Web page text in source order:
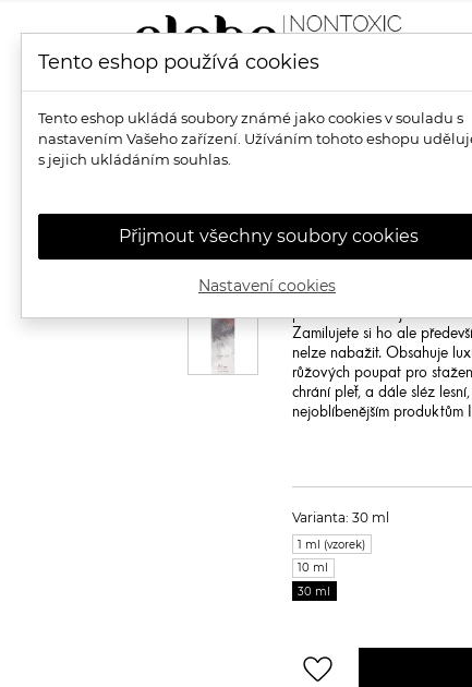
Lehký ochranný elixír pro
vlastnosti, reguluje tvorbu
Bioaktivní složky poskytují
přirozeně stimulují obnovu
Zamilujete si ho ale
nelze nabažit. Obsahuje
růžových poupat pro
chrání pleť, a dále sléz
nejoblíbenějším produktům
Varianta: 30 ml
1 ml (vzorek)
10 ml
30 ml
favorite_border
Tento eshop používá cookies
Tento eshop ukládá soubory známé jako cookies v souladu s
nastavením Vašeho zařízení. Užíváním tohoto eshopu
s jejich ukládáním souhlas.
Přijmout všechny soubory cookies
Nastavení cookies